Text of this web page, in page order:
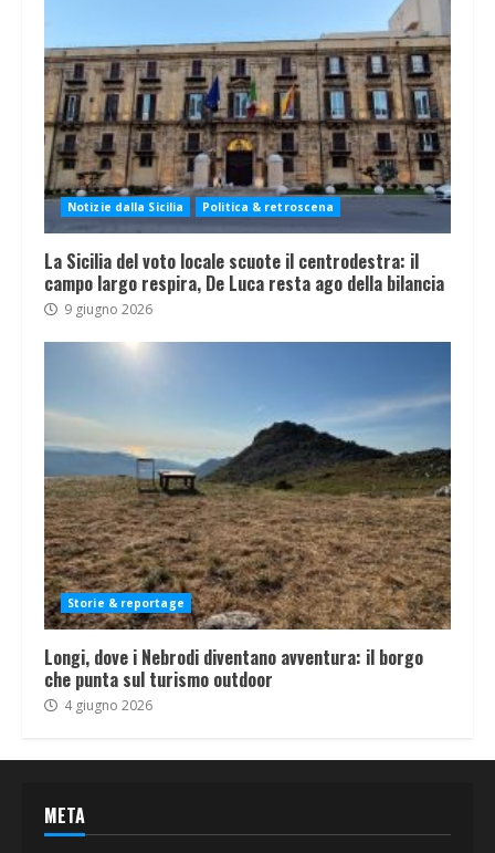
Notizie dalla Sicilia Politica & retroscena
La Sicilia del voto locale scuote il centrodestra: il
campo largo respira, De Luca resta ago della bilancia
9 giugno 2026
Storie & reportage
Longi, dove i Nebrodi diventano avventura: il borgo
che punta sul turismo outdoor
4 giugno 2026
META